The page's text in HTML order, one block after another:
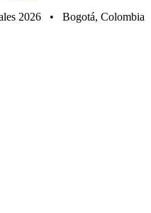
2026 • Bogotá, Colombia